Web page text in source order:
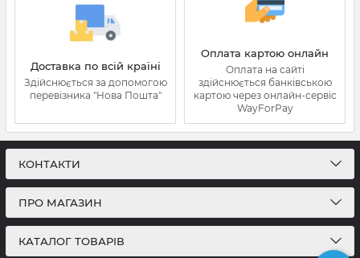
Доставка по всій країні
Здійснюється за допомогою
перевізника "Нова Пошта"
Оплата картою онлайн
Оплата на сайті
здійснюється банківською
картою через онлайн-сервіс
WayForPay
КОНТАКТИ
ПРО МАГАЗИН
КАТАЛОГ ТОВАРІВ